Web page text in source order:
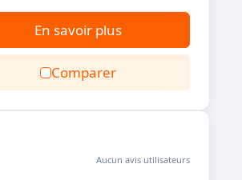
En savoir plus
Comparer
Aucun avis utilisateurs